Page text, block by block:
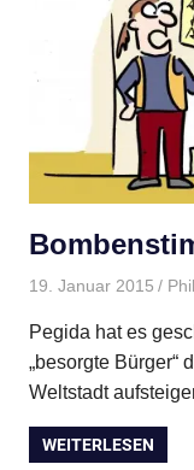
19. Januar 2015
Pegida hat es
„besorgte Bürger“
Weltstadt
WEITERLESEN